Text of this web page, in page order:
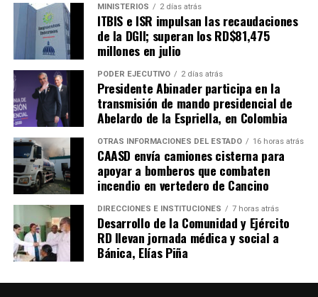
MINISTERIOS 2 días atrás
ITBIS e ISR impulsan las recaudaciones
de la DGII; superan los RD$81,475
millones en julio
PODER EJECUTIVO 2 días atrás
Presidente Abinader participa en la
transmisión de mando presidencial de
Abelardo de la Espriella, en Colombia
OTRAS INFORMACIONES DEL ESTADO 16 horas atrás
CAASD envía camiones cisterna para
apoyar a bomberos que combaten
incendio en vertedero de Cancino
DIRECCIONES E INSTITUCIONES 7 horas atrás
Desarrollo de la Comunidad y Ejército
RD llevan jornada médica y social a
Bánica, Elías Piña